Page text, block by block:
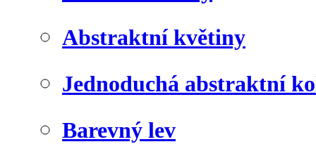
Abstraktní květiny
Jednoduchá abstraktní
Barevný lev